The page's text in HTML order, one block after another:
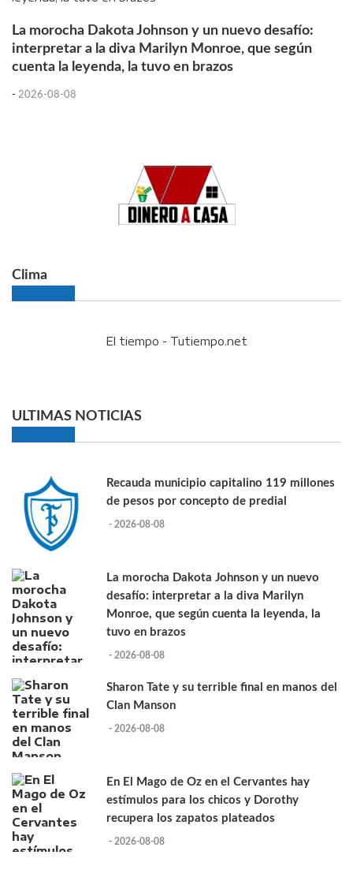
La morocha Dakota Johnson y un nuevo desafío:
interpretar a la diva Marilyn Monroe, que según
cuenta la leyenda, la tuvo en brazos
- 2026-08-08
Clima
El tiempo - Tutiempo.net
ULTIMAS NOTICIAS
Recauda municipio capitalino 119 millones
de pesos por concepto de predial
- 2026-08-08
La morocha Dakota Johnson y un nuevo
desafío: interpretar a la diva Marilyn
Monroe, que según cuenta la leyenda, la
tuvo en brazos
- 2026-08-08
Sharon Tate y su terrible final en manos del
Clan Manson
- 2026-08-08
En El Mago de Oz en el Cervantes hay
estímulos para los chicos y Dorothy
recupera los zapatos plateados
- 2026-08-08